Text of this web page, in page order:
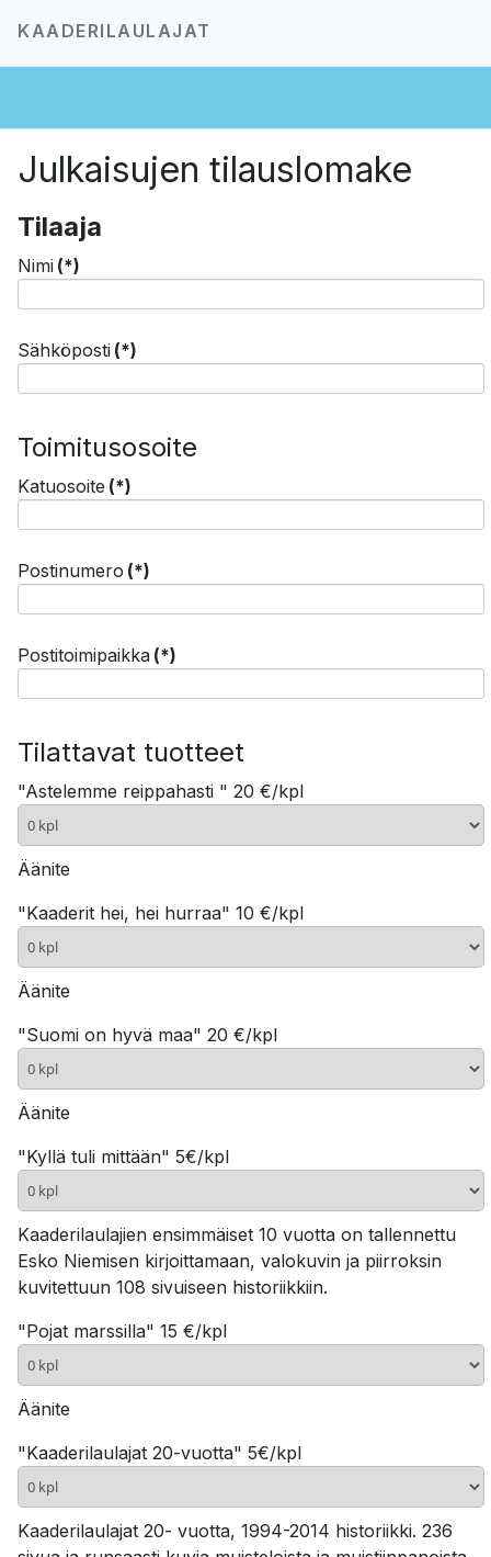
KAADERILAULAJAT
Julkaisujen tilauslomake
Tilaaja
Nimi (*)
Sähköposti (*)
Toimitusosoite
Katuosoite (*)
Postinumero (*)
Postitoimipaikka (*)
Tilattavat tuotteet
"Astelemme reippahasti " 20 €/kpl
Äänite
"Kaaderit hei, hei hurraa" 10 €/kpl
Äänite
"Suomi on hyvä maa" 20 €/kpl
Äänite
"Kyllä tuli mittään" 5€/kpl
Kaaderilaulajien ensimmäiset 10 vuotta on tallennettu
Esko Niemisen kirjoittamaan, valokuvin ja piirroksin
kuvitettuun 108 sivuiseen historiikkiin.
"Pojat marssilla" 15 €/kpl
Äänite
"Kaaderilaulajat 20-vuotta" 5€/kpl
Kaaderilaulajat 20- vuotta, 1994-2014 historiikki. 236